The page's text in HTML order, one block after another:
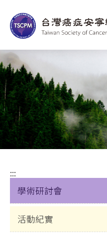
:::
學術研討會
活動紀實